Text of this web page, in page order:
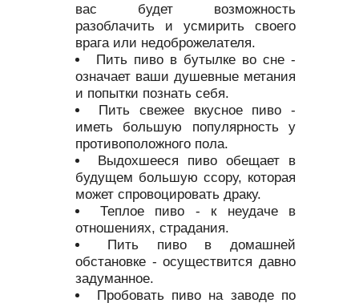
вас будет возможность
разоблачить и усмирить своего
врага или недоброжелателя.
Пить пиво в бутылке во сне -
означает ваши душевные метания
и попытки познать себя.
Пить свежее вкусное пиво -
иметь большую популярность у
противоположного пола.
Выдохшееся пиво обещает в
будущем большую ссору, которая
может спровоцировать драку.
Теплое пиво - к неудаче в
отношениях, страдания.
Пить пиво в домашней
обстановке - осуществится давно
задуманное.
Пробовать пиво на заводе по